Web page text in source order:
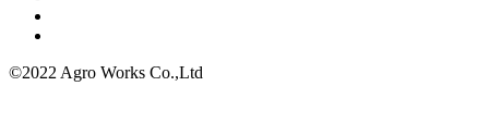
©2022 Agro Works Co.,Ltd